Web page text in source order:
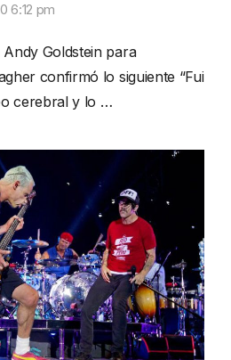
6:12 pm
Goldstein para
confirmó lo siguiente “Fui
cerebral y lo …